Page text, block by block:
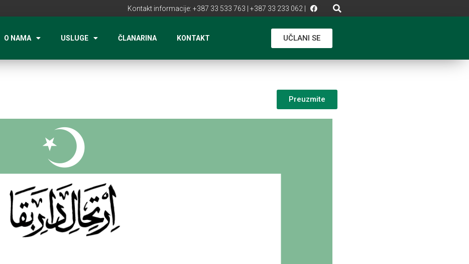
Kontakt informacije: +387 33 533 763 | +387 33 233 062 |
O NAMA USLUGE ČLANARINA KONTAKT UČLANI SE
Preuzmite